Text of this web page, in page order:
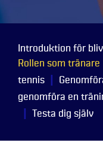
Introduktion för
Rollen som tränare
tennis
genomföra en
Testa dig själv